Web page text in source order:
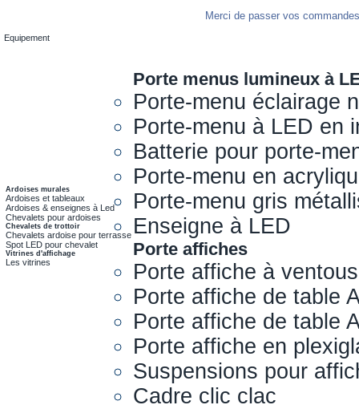
Merci de passer vos
Equipement
Ardoises murales
Ardoises et tableaux
Ardoises & enseignes à Led
Chevalets pour ardoises
Chevalets de trottoir
Chevalets ardoise pour terrasse
Spot LED pour chevalet
Vitrines d'affichage
Les vitrines
Porte menus lumineux à
Porte-menu éclairage
Porte-menu à LED en
Batterie pour porte-
Porte-menu en
Porte-menu gris
Enseigne à LED
Porte affiches
Porte affiche à
Porte affiche de table
Porte affiche de table
Porte affiche en
Suspensions pour
Cadre clic clac